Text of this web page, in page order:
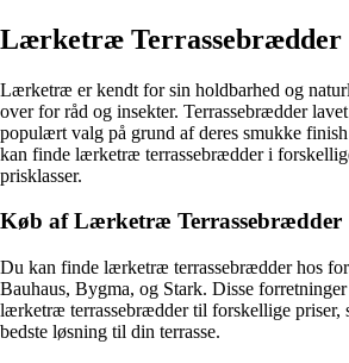
Lærketræ Terrassebrædder
Lærketræ er kendt for sin holdbarhed og
over for råd og insekter. Terrassebrædder
populært valg på grund af deres smukke
kan finde lærketræ terrassebrædder i
prisklasser.
Køb af Lærketræ Terrassebrædder
Du kan finde lærketræ terrassebrædder hos
Bauhaus, Bygma, og Stark. Disse
lærketræ terrassebrædder til forskellige priser,
bedste løsning til din terrasse.